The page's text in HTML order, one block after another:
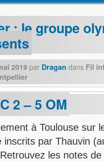
: le groupe
2019 par Dragan dans Fil
2 – 5 OM
à Toulouse
par Thauvin
les notes